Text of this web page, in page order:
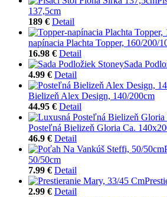
137,5cm
189 € Detail
napínacia Plachta Topper, 160/200/
16.98 € Detail
Sada
4.99 € Detail
Bielizeň Alex Design, 140/200cm
44.95 € Detail
Posteľná Bielizeň Gloria Ca.
46.9 € Detail
50/50cm
7.99 € Detail
2.99 € Detail